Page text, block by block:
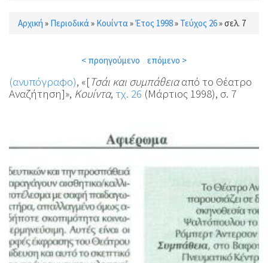
Είστε εδώ
Αρχική » Περιοδικά» Κουίντα»Έτος 1998» Τεύχος 26»σελ. 7
< προηγούμενο επόμενο >
(ανυπόγραφο), «[Τσάι και συμπάθειααπό το Θέατρο
Αναζήτηση]», Κουίντα, τχ. 26 (Μάρτιος 1998), σ. 7